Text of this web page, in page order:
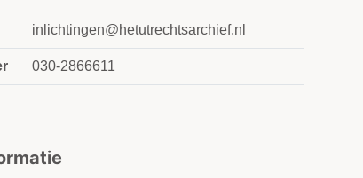
inlichtingen@hetutrechtsarchief.nl
030-2866611